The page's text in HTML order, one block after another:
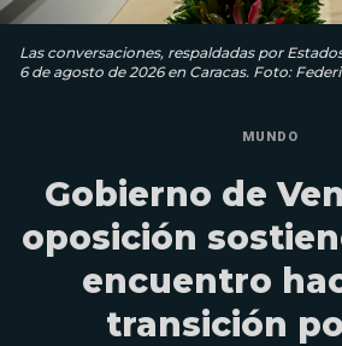
Las conversaciones, respaldadas por
6 de agosto de 2026 en Caracas. Foto:
MUNDO
Gobierno de
oposición
encuentro
transición